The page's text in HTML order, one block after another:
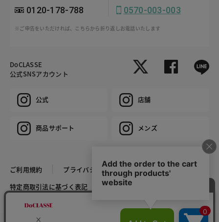
0120-178-788 0570-003-003
※ご申告をいただければ、こちらから折り返しお電話いたします
DoCLASSE
公式SNSアカウント
公式 店舗
商品サポート メンズ
ご利用規約
プライバシーポリシー
特定商取引法に基づく表記
推奨環境
COPYRIGHT © DoCLASSE ALL RIGHTS RESERVED.